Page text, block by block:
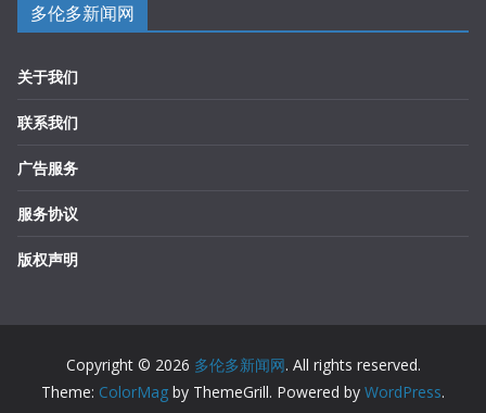
多伦多新闻网
关于我们
联系我们
广告服务
服务协议
版权声明
Copyright © 2026 多伦多新闻网. All rights reserved.
Theme: ColorMag by ThemeGrill. Powered by WordPress.